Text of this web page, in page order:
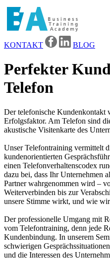
KONTAKT BLOG
Perfekter
Telefon
Der telefonische Kundenkontakt
Erfolgsfaktor. Am Telefon sind
akustische Visitenkarte des
Unser Telefontraining vermittelt
kundenorientierten
einen Telefonverhaltenscodex
dazu bei, dass Ihr Unternehmen
Partner wahrgenommen wird –
Weiterverbinden bis zur
unsere Stimme wirkt, und wie
Der professionelle Umgang mit
vom Telefontraining, denn jede
Kundenbindung. In unserem
schwierigen
und die Interessen des